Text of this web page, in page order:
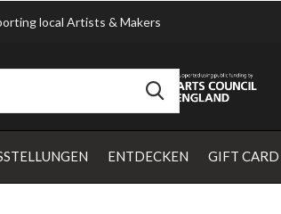
ENTDECKEN GIFT CARD
local Artists & Makers